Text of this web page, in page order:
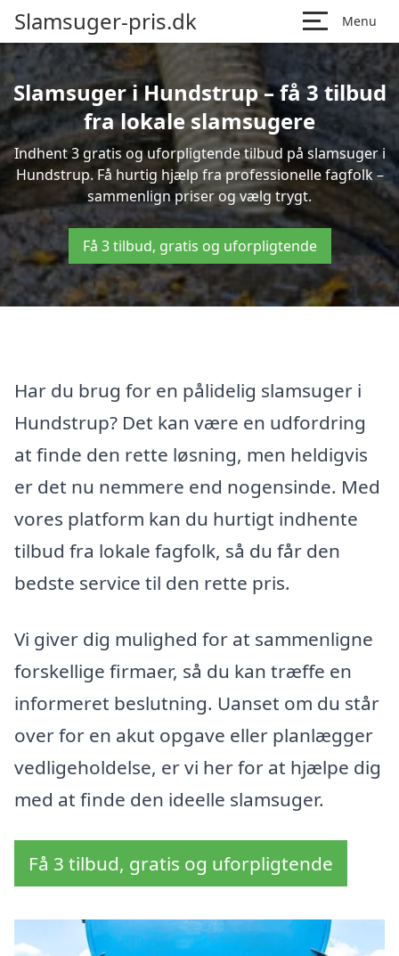
Slamsuger-pris.dk Menu
Slamsuger i Hundstrup – få 3 tilbud
fra lokale slamsugere
Indhent 3 gratis og uforpligtende tilbud på slamsuger i
Hundstrup. Få hurtig hjælp fra professionelle fagfolk –
sammenlign priser og vælg trygt.
Få 3 tilbud, gratis og uforpligtende
Har du brug for en pålidelig slamsuger i
Hundstrup? Det kan være en udfordring
at finde den rette løsning, men heldigvis
er det nu nemmere end nogensinde. Med
vores platform kan du hurtigt indhente
tilbud fra lokale fagfolk, så du får den
bedste service til den rette pris.
Vi giver dig mulighed for at sammenligne
forskellige firmaer, så du kan træffe en
informeret beslutning. Uanset om du står
over for en akut opgave eller planlægger
vedligeholdelse, er vi her for at hjælpe dig
med at finde den ideelle slamsuger.
Få 3 tilbud, gratis og uforpligtende